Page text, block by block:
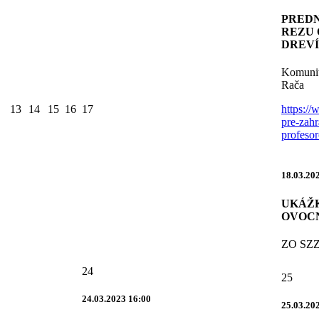
13 14 15 16 17
REZU
Rača
https://
pre-
ZO
24
24.03.2023 16:00
25